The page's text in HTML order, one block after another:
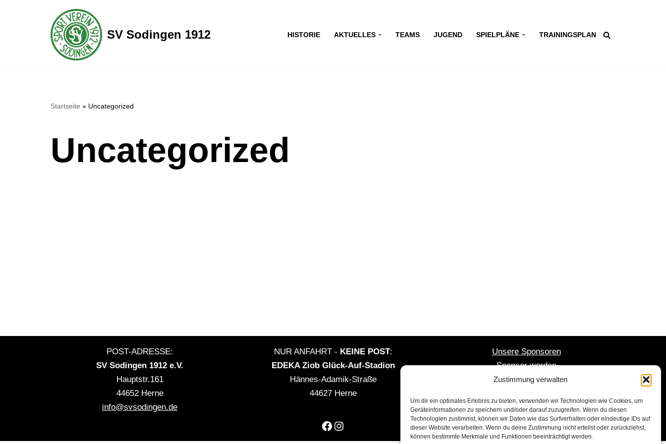
Zustimmung verwalten
Um dir ein optimales Erlebnis zu bieten, verwenden wir Technologien wie Cookies, um
Geräteinformationen zu speichern und/oder darauf zuzugreifen. Wenn du diesen
Technologien zustimmst, können wir Daten wie das Surfverhalten oder eindeutige IDs auf
dieser Website verarbeiten. Wenn du deine Zustimmung nicht erteilst oder zurückziehst,
können bestimmte Merkmale und Funktionen beeinträchtigt werden.
SV Sodingen 1912 HISTORIE AKTUELLES TEAMS JUGEND SPIELPLÄNE TRAININGSPLAN
Startseite » Uncategorized
Uncategorized
POST-ADRESSE:
SV Sodingen 1912 e.V.
Hauptstr.161
44652 Herne
info@svsodingen.de
NUR ANFAHRT - KEINE POST:
EDEKA Ziob Glück-Auf-Stadion
Hännes-Adamik-Straße
44627 Herne
Unsere Sponsoren
Sponsor werden
Mitglied werden